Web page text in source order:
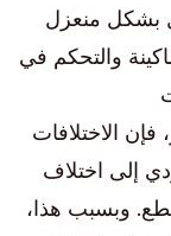
بشكل منعزل
والتحكم في
فإن الاختلافات
إلى اختلاف
وبسبب هذا،